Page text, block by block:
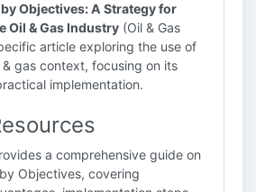
Objectives: A Strategy for
Oil & Gas Industry (Oil & Gas
article exploring the use of
& gas context, focusing on its
implementation.
a comprehensive guide on
Objectives, covering